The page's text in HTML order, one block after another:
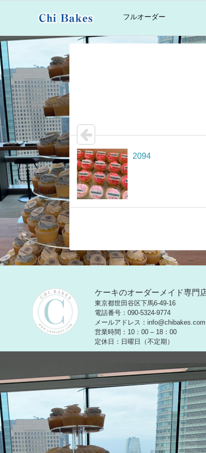
フルオーダー
2094
ケーキのオーダーメイド専門
東京都世田谷区下馬6-49-16
電話番号：090-5324-9774
メールアドレス：info@chibakes.com
営業時間：10：00 – 18：00
定休日：日曜日（不定期）